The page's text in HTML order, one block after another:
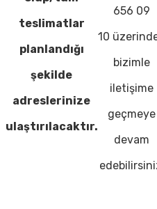
teslimatlar
planlandığı
şekilde
adreslerinize
ulaştırılacaktır.
656 09
10
bizimle
iletişime
geçmeye
devam